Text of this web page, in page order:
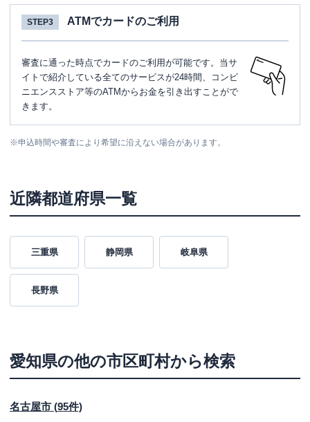
STEP3 ATMでカードのご利用
審査に通った時点でカードのご利用が可能です。当サ
イトで紹介している全てのサービスが24時間、コンビ
ニエンスストア等のATMからお金を引き出すことがで
きます。
※申込時間や審査により希望に沿えない場合があります。
近隣都道府県一覧
三重県 静岡県 岐阜県
長野県
愛知県の他の市区町村から検索
名古屋市 (95件)